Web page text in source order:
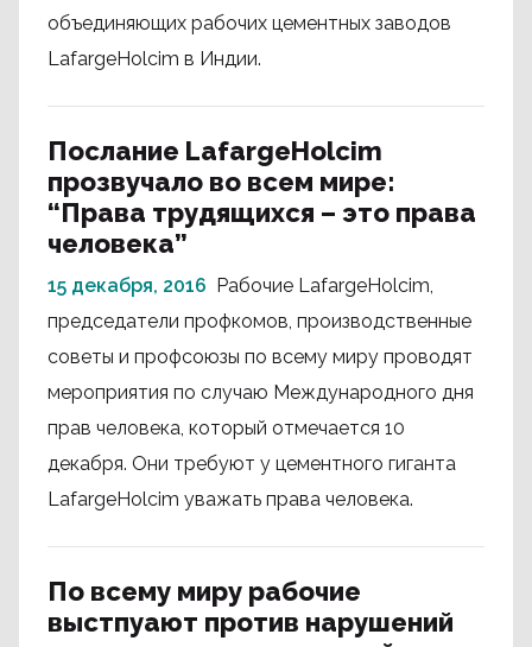
объединяющих рабочих цементных заводов
LafargeHolcim в Индии.
Послание LafargeHolcim
прозвучало во всем мире:
“Права трудящихся – это права
человека”
15 декабря, 2016 Рабочие LafargeHolcim,
председатели профкомов, производственные
советы и профсоюзы по всему миру проводят
мероприятия по случаю Международного дня
прав человека, который отмечается 10
декабря. Они требуют у цементного гиганта
LafargeHolcim уважать права человека.
По всему миру рабочие
выстпуают против нарушений